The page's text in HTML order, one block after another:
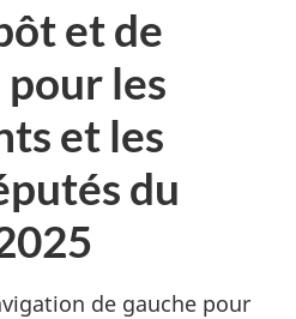
et de
les
et les
du
de gauche pour